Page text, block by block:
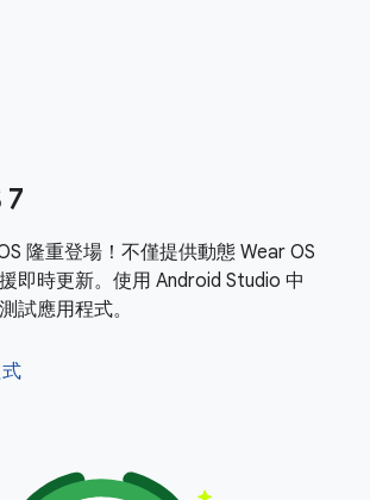
7
隆重登場！不僅提供動態 Wear OS
即時更新。使用 Android Studio 中
試應用程式。